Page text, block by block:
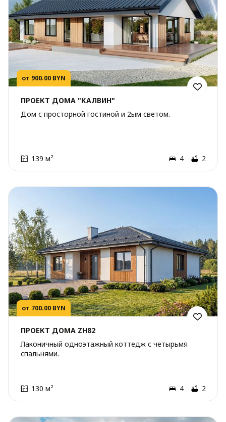
от 900.00 BYN
ПРОЕКТ ДОМА "КАЛВИН"
Дом с просторной гостиной и 2ым светом.
139 м² 4 2
от 700.00 BYN
ПРОЕКТ ДОМА ZH82
Лаконичный одноэтажный коттедж с четырьмя
спальнями.
130 м² 4 2